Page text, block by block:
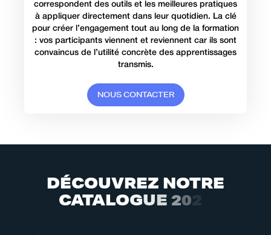
correspondent des outils et les meilleures pratiques
à appliquer directement dans leur quotidien. La clé
pour créer l’engagement tout au long de la formation
: vos participants viennent et reviennent car ils sont
convaincus de l’utilité concrète des apprentissages
transmis.
NOUS CONTACTER
DÉCOUVREZ NOTRE
CATALOGUE 20